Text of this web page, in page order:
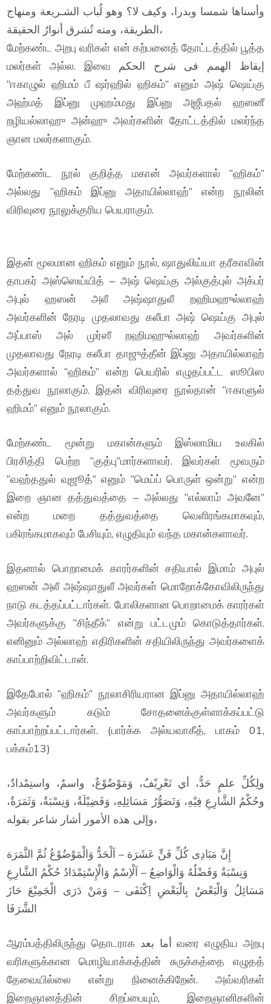
وأسناها شمسا وبدرا، وكيف لا؟ وهو لُباب الشـريعة ومنهاج
الطريقة، ومنه تُشرق أنوارُ الحقيقة،
மேற்கண்ட அறபு வரிகள் என் கற்பனைத் தோட்டத்தில் பூத்த
மலர்கள் அல்ல. இவை إيقاظ الهمم فى شرح الحكم
“ஈகாழுல் ஹிமம் பீ ஷர்ஹில் ஹிகம்” எனும் அஷ் ஷெய்கு
அஹ்மத் இப்னு முஹம்மது இப்னு அஜீபதல் ஹஸனீ
றழியல்லாஹு அன்ஹு அவர்களின் தோட்டத்தில் மலர்ந்த
ஞான மலர்களாகும்.
மேற்கண்ட நூல் குறித்த மகான் அவர்களால் “ஹிகம்”
அல்லது “ஹிகம் இப்னு அதாயில்லாஹ்” என்ற நூலின்
விரிவுரை நூலுக்குரிய பெயராகும்.
இதன் மூலமான ஹிகம் எனும் நூல், ஷாதுலிய்யா தரீகாவின்
தாபகர் அஸ்ஸெய்யித் – அஷ் ஷெய்கு அல்குத்புல் அக்பர்
அபுல் ஹஸன் அலீ அஷ்ஷாதுலீ றஹிமஹுல்லாஹ்
அவர்களின் நேரடி முதலாவது கலீபா அஷ் ஷெய்கு அபுல்
அப்பாஸ் அல் முர்ஸீ றஹிமஹுல்லாஹ் அவர்களின்
முதலாவது நேரடி கலீபா தாஜுத்தீன் இப்னு அதாயில்லாஹ்
அவர்களால் “ஹிகம்” என்ற பெயரில் எழுதப்பட்ட ஸூபிஸ
தத்துவ நூலாகும். இதன் விரிவுரை நூல்தான் “ஈகாளுல்
ஹிமம்” எனும் நூலாகும்.
மேற்கண்ட மூன்று மகான்களும் இஸ்லாமிய உலகில்
பிரசித்தி பெற்ற “குத்பு”மார்களாவர். இவர்கள் மூவரும்
“வஹ்ததுல் வுஜூத்” எனும் “மெய்ப் பொருள் ஒன்று” என்ற
இறை ஞான தத்துவத்தை – அல்லது “எல்லாம் அவனே”
என்ற மறை தத்துவத்தை வெளிரங்கமாகவும்,
பகிரங்கமாகவும் பேசியும், எழுதியும் வந்த மகான்களாவர்.
இதனால் பொறாமைக் காரர்களின் சதியால் இமாம் அபுல்
ஹஸன் அலீ அஷ்ஷாதுலீ அவர்கள் மொறோக்கோவிலிருந்து
நாடு கடத்தப்பட்டார்கள். போலிகளான பொறாமைக் காரர்கள்
அவர்களுக்கு “சிந்தீக்” என்று பட்டமும் கொடுத்தார்கள்.
எனினும் அல்லாஹ் எதிரிகளின் சதியிலிருந்து அவர்களைக்
காப்பாற்றிவிட்டான்.
இதேபோல் “ஹிகம்” நூலாசிரியரான இப்னு அதாயில்லாஹ்
அவர்களும் கடும் சோதனைக்குள்ளாக்கப்பட்டு
காப்பாற்றப்பட்டார்கள். (பார்க்க அல்யவாகீத், பாகம் 01,
பக்கம்13)
ولِكُلِّ علمٍ حَدٌّ، أي تَعْرِيْفٌ، وَمَوْضُوْعٌ، واسمٌ، واستِمْدادٌ،
وحُكْمُ الشَّارِعِ فِيْهِ، وَتَصَوُّرُ مَسَائِلِهِ، وَفَضِيْلَةٌ، وَنِسْبَةٌ، وَثَمَرَةٌ،
وإلى هذه الأمور أشار شاعر بقوله،
إِنَّ مَبَادِى كُلِّ فَنٍّ عَشَرَة – اَلْحَدُّ وَالْمَوْضُوْعُ ثُمَّ الثَّمَرَة
وَنِسْبَةٌ وَفَضْلُهُ وَالْوَاضِعُ – اَلْاِسْمُ وَالْإِسْتِمْدَادُ حُكْمُ الشَّارِعِ
مَسَائِلُ وَالْبَعْضُ بِالْبَعْضِ اِكْتَفَى – وَمَنْ دَرَى الْجَمِيْعَ حَازَ
الشَّرَفَا
ஆரம்பத்திலிருந்து தொடராக أما بعد வரை எழுதிய அறபு
வரிகளுக்கான மொழியாக்கத்தின் சுருக்கத்தை எழுதத்
தேவையில்லை என்று நினைக்கிறேன். அவ்வரிகள்
இறைஞானத்தின் சிறப்பையும், இறைஞானிகளின்